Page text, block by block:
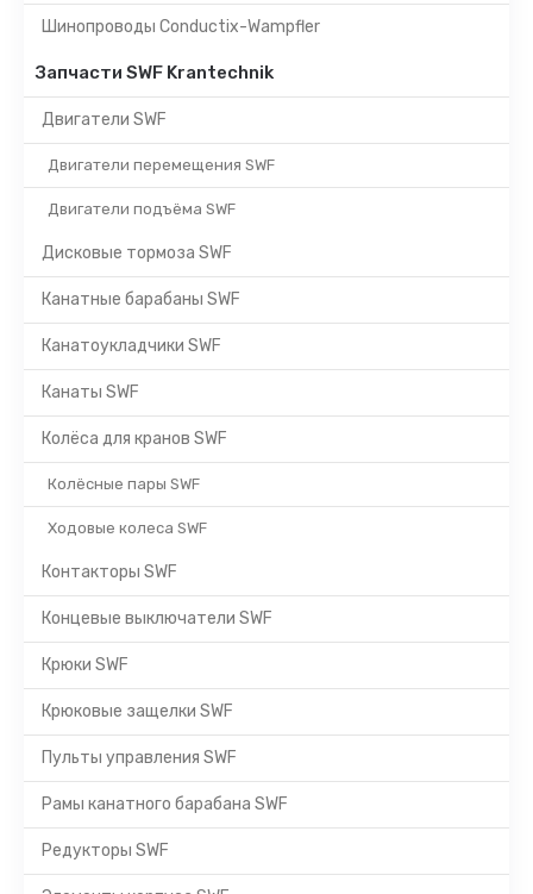
Шинопроводы Conductix-Wampfler
Запчасти SWF Krantechnik
Двигатели SWF
Двигатели перемещения SWF
Двигатели подъёма SWF
Дисковые тормоза SWF
Канатные барабаны SWF
Канатоукладчики SWF
Канаты SWF
Колёса для кранов SWF
Колёсные пары SWF
Ходовые колеса SWF
Контакторы SWF
Концевые выключатели SWF
Крюки SWF
Крюковые защелки SWF
Пульты управления SWF
Рамы канатного барабана SWF
Редукторы SWF